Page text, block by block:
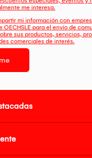
me interesa.
mi información con
OECHSLE para el envío de
sus productos, servicios,
comerciales de interés.